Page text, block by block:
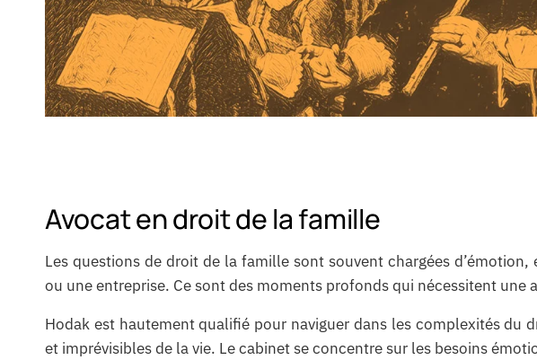
Avocat en droit de la famille
Les questions de droit de la famille sont souvent chargées
ou une entreprise. Ce sont des moments profonds qui nécessitent une
Hodak est hautement qualifié pour naviguer dans les complexités
et imprévisibles de la vie. Le cabinet se concentre sur les besoins